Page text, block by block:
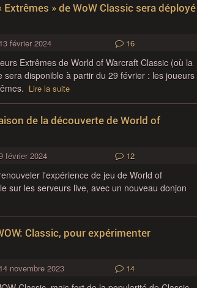
» de WoW Classic sera déployé
13 février 2024 16
Extrêmes de World of Warcraft Classic (où la
disponible à partir du 29 février : les joueurs
Lire la suite
de la découverte de World of
février 2024 12
l'expérience de jeu de World of
sur les serveurs live, avec un nouveau donjon
Classic, pour expérimenter
14 novembre 2023 14